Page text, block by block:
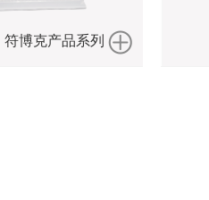
符博克产品系列